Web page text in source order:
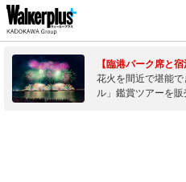
【臨港パーク席と
花火を間近で堪能
ル」鑑賞ツアーを販